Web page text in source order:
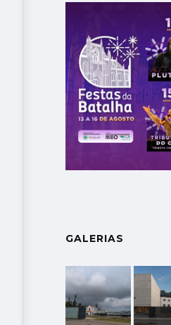
GALERIAS